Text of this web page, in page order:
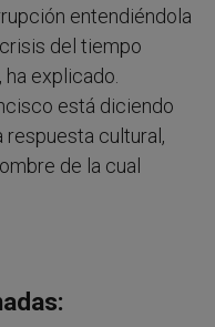
entendiéndola
del tiempo
ha explicado.
está diciendo
respuesta cultural,
de la cual